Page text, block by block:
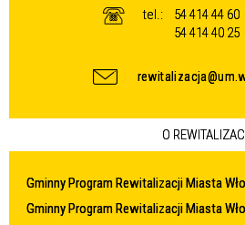
tel.:
54 414 44 60
54 414 40 25
O
Gminny Program Rewitalizacji Miasta
Gminny Program Rewitalizacji Miasta